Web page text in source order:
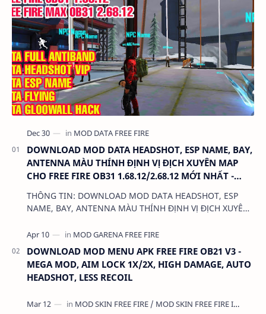
DOWNLOAD MOD DATA HEADSHOT, ESP NAME, BAY,
ANTENNA MÀU THÍNH ĐỊNH VỊ ĐỊCH XUYÊN MAP
CHO FREE FIRE OB31 1.68.12/2.68.12 MỚI NHẤT -
KHÔNG KHÓA NICK
THÔNG TIN: DOWNLOAD MOD DATA HEADSHOT, ESP
NAME, BAY, ANTENNA MÀU THÍNH ĐỊNH VỊ ĐỊCH XUYÊN
KHÔN…
DOWNLOAD MOD MENU APK FREE FIRE OB21 V3 -
MEGA MOD, AIM LOCK 1X/2X, HIGH DAMAGE, AUTO
HEADSHOT, LESS RECOIL